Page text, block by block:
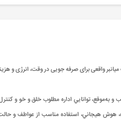
واقعی برای صرفه جویی در وقت، انرژی و
توانايي اداره مطلوب خلق‌ و خو و
هوش هيجاني، استفاده مناسب از عواطف و